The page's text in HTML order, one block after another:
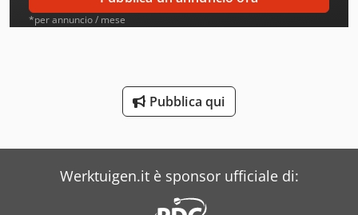
Atb
Beka-Mak
Bianco
*per annuncio / mese
Pubblica qui
Werktuigen.it è sponsor ufficiale di: